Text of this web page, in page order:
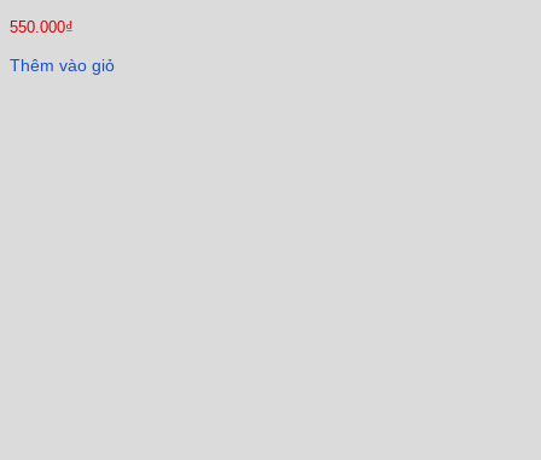
550.000₫
Thêm vào giỏ